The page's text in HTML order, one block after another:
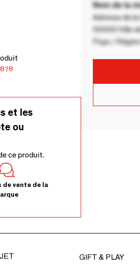
et les
ou
ce produit.
vente de la
Nom de la
Adresse de
00000 Ville
Pays /
GIFT & PLAY